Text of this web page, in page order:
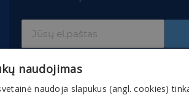
naudojimas
naudoja slapukus (angl. cookies)